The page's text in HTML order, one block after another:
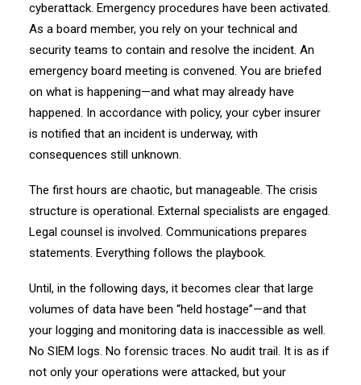
cyberattack. Emergency procedures have been activated.
As a board member, you rely on your technical and
security teams to contain and resolve the incident. An
emergency board meeting is convened. You are briefed
on what is happening—and what may already have
happened. In accordance with policy, your cyber insurer
is notified that an incident is underway, with
consequences still unknown.
The first hours are chaotic, but manageable. The crisis
structure is operational. External specialists are engaged.
Legal counsel is involved. Communications prepares
statements. Everything follows the playbook.
Until, in the following days, it becomes clear that large
volumes of data have been “held hostage”—and that
your logging and monitoring data is inaccessible as well.
No SIEM logs. No forensic traces. No audit trail. It is as if
not only your operations were attacked, but your